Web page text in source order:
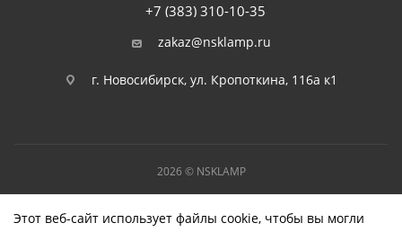
+7 (383) 310-10-35
zakaz@nsklamp.ru
г. Новосибирск, ул. Кропоткина, 116а к1
2026 © NSKLAMP
Этот веб-сайт использует файлы cookie, чтобы вы могли